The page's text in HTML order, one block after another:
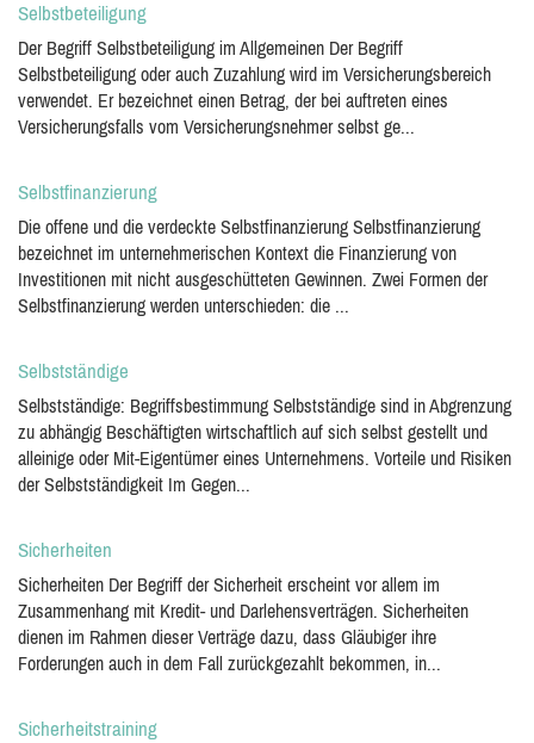
Selbstbeteiligung
Der Begriff Selbstbeteiligung im Allgemeinen Der Begriff
Selbstbeteiligung oder auch Zuzahlung wird im Versicherungsbereich
verwendet. Er bezeichnet einen Betrag, der bei auftreten eines
Versicherungsfalls vom Versicherungsnehmer selbst ge...
Selbstfinanzierung
Die offene und die verdeckte Selbstfinanzierung Selbstfinanzierung
bezeichnet im unternehmerischen Kontext die Finanzierung von
Investitionen mit nicht ausgeschütteten Gewinnen. Zwei Formen der
Selbstfinanzierung werden unterschieden: die ...
Selbstständige
Selbstständige: Begriffsbestimmung Selbstständige sind in Abgrenzung
zu abhängig Beschäftigten wirtschaftlich auf sich selbst gestellt und
alleinige oder Mit-Eigentümer eines Unternehmens. Vorteile und Risiken
der Selbstständigkeit Im Gegen...
Sicherheiten
Sicherheiten Der Begriff der Sicherheit erscheint vor allem im
Zusammenhang mit Kredit- und Darlehensverträgen. Sicherheiten
dienen im Rahmen dieser Verträge dazu, dass Gläubiger ihre
Forderungen auch in dem Fall zurückgezahlt bekommen, in...
Sicherheitstraining